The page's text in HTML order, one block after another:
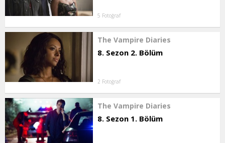
5 Fotoğraf
The Vampire Diaries
8. Sezon 2. Bölüm
2 Fotoğraf
The Vampire Diaries
8. Sezon 1. Bölüm